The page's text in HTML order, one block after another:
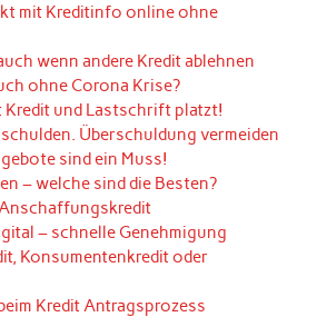
mit Kreditinfo online ohne
wenn andere Kredit ablehnen
ohne Corona Krise?
Kredit und Lastschrift platzt!
Überschuldung vermeiden
sind ein Muss!
– welche sind die Besten?
– schnelle Genehmigung
Konsumentenkredit oder
Kredit Antragsprozess